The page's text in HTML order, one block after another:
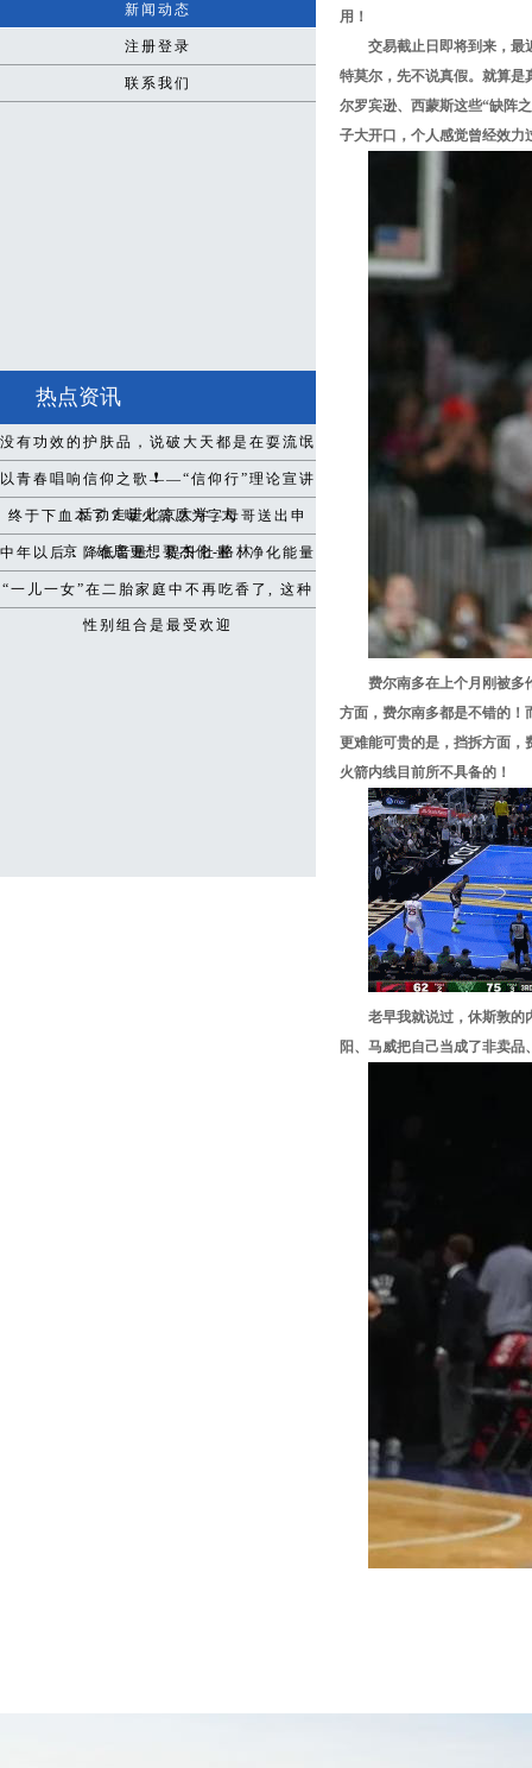
新闻动态
注册登录
联系我们
热点资讯
没有功效的护肤品，说破大天都是在耍流氓
❗️
以青春唱响信仰之歌——“信仰行”理论宣讲
活动走进北京大学_大
终于下血本了？曝火箭愿为字母哥送出申
京，雄鹿更想要杰伦-格林
中年以后：降低音量，提升肚量，净化能量
“一儿一女”在二胎家庭中不再吃香了, 这种
性别组合是最受欢迎
用！
交易截止日即将到来，最
特莫尔，先不说真假。就算是
尔罗宾逊、西蒙斯这些“缺阵
子大开口，个人感觉曾经效力
费尔南多在上个月刚被多
方面，费尔南多都是不错的！
更难能可贵的是，挡拆方面，
火箭内线目前所不具备的！
老早我就说过，休斯敦的
阳、马威把自己当成了非卖